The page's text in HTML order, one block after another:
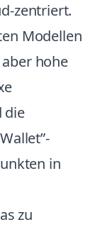
zentriert.
Modellen
hohe
die
in
zu